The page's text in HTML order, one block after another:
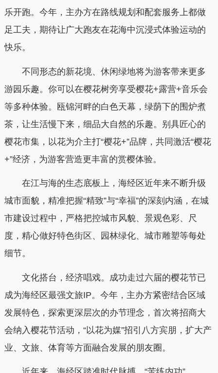
乐开跑。今年，主办方在路线规划和配套服务上都做
足工夫，期待让广大跑友在花海中沉浸式体验运动的
快乐。
不同形态的新花境、休闲绿地将为游客带来更多
游园乐趣。你可以在樱花树旁享受樱花+露营+音乐会
等多种体验。瓯锦河畔的白色天幕，绿荫下的围炉煮
茶，让生活慢下来，细品大自然的乐趣。别具匠心的
樱花市集，以花为介主打“樱花+”品牌，共同激活“樱花
+”经济，为游客营造更丰富的赏樱体验。
在江与海的生态底板上，海经区近年来不断升级
城市面貌，精准把握“精致”与“幸福”的深刻内涵，在城
市建设过程中，严格把控城市风貌、景观色彩、尺
度，精心做好特色街区、园林绿化、城市雕塑等每处
细节。
文化搭台，经济唱戏。成功走过六届的樱花节已
成为海经区最强文旅IP。今年，主办方紧密结合区域
发展特色，探索更深层次的办节理念，首次将招商大
会纳入樱花节活动，“以花为媒”招引八方宾朋，扩大产
业、文旅、体育等方面融合发展的朋友圈。